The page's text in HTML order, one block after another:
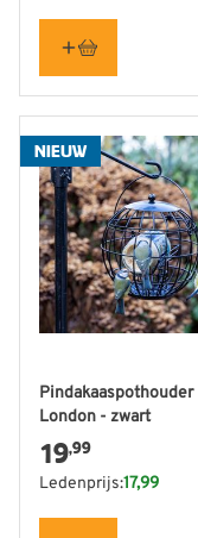
NIEUW
Pindakaaspothouder
London - zwart
19,99
Ledenprijs:17,99